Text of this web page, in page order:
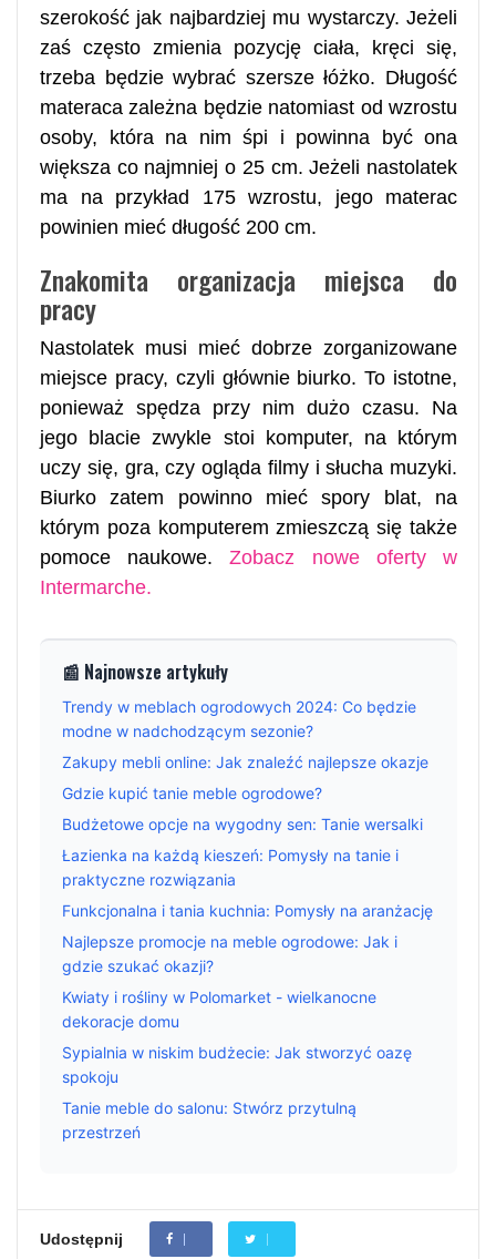
szerokość jak najbardziej mu wystarczy. Jeżeli
zaś często zmienia pozycję ciała, kręci się,
trzeba będzie wybrać szersze łóżko. Długość
materaca zależna będzie natomiast od wzrostu
osoby, która na nim śpi i powinna być ona
większa co najmniej o 25 cm. Jeżeli nastolatek
ma na przykład 175 wzrostu, jego materac
powinien mieć długość 200 cm.
Znakomita organizacja miejsca do
pracy
Nastolatek musi mieć dobrze zorganizowane
miejsce pracy, czyli głównie biurko. To istotne,
ponieważ spędza przy nim dużo czasu. Na
jego blacie zwykle stoi komputer, na którym
uczy się, gra, czy ogląda filmy i słucha muzyki.
Biurko zatem powinno mieć spory blat, na
którym poza komputerem zmieszczą się także
pomoce naukowe.Zobacz nowe oferty w
Intermarche.
📰 Najnowsze artykuły
Trendy w meblach ogrodowych 2024: Co będzie
modne w nadchodzącym sezonie?
Zakupy mebli online: Jak znaleźć najlepsze okazje
Gdzie kupić tanie meble ogrodowe?
Budżetowe opcje na wygodny sen: Tanie wersalki
Łazienka na każdą kieszeń: Pomysły na tanie i
praktyczne rozwiązania
Funkcjonalna i tania kuchnia: Pomysły na aranżację
Najlepsze promocje na meble ogrodowe: Jak i
gdzie szukać okazji?
Kwiaty i rośliny w Polomarket - wielkanocne
dekoracje domu
Sypialnia w niskim budżecie: Jak stworzyć oazę
spokoju
Tanie meble do salonu: Stwórz przytulną
przestrzeń
Udostępnij